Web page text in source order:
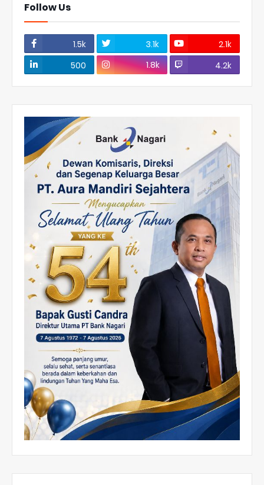
Follow Us
1.5k 3.1k
2.1k
500
1.8k 4.2k